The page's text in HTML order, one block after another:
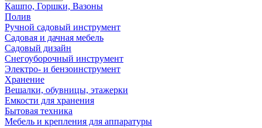
Кашпо, Горшки, Вазоны
Полив
Ручной садовый инструмент
Садовая и дачная мебель
Садовый дизайн
Снегоуборочный инструмент
Электро- и бензоинструмент
Хранение
Вешалки, обувницы, этажерки
Емкости для хранения
Бытовая техника
Мебель и крепления для аппаратуры